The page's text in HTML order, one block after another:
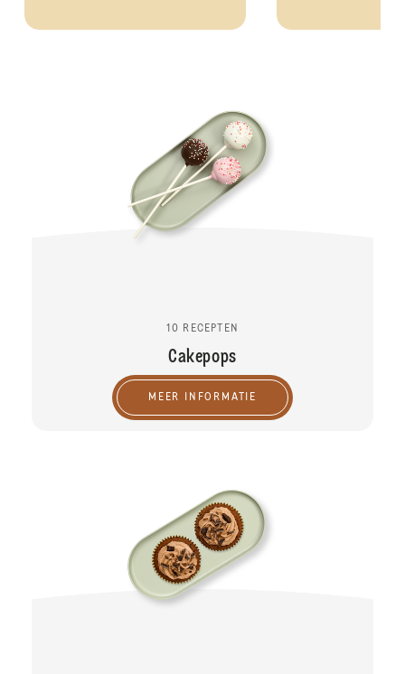
10 RECEPTEN
Cakepops
MEER INFORMATIE